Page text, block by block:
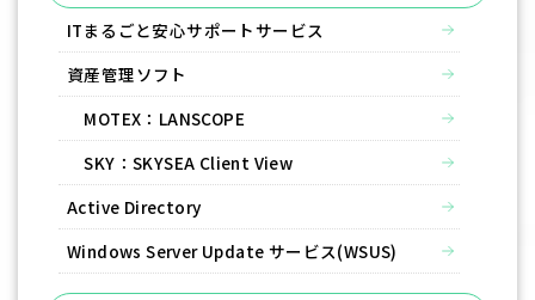
ITまるごと安心サポートサービス
資産管理ソフト
MOTEX：LANSCOPE
SKY：SKYSEA Client View
Active Directory
Windows Server Update サービス(WSUS)